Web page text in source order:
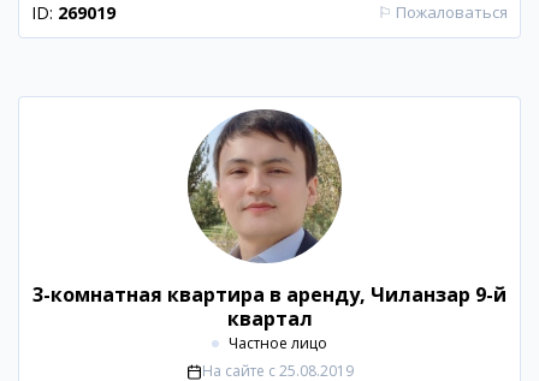
ID: 269019 ⚐ Пожаловаться
3-комнатная квартира в аренду, Чиланзар 9-й
квартал
Частное лицо
На сайте с 25.08.2019